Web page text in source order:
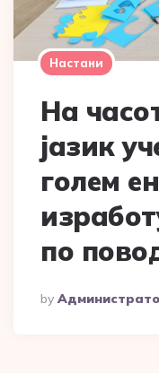
Настани
На
јазик
голем
по
Posted
By
By